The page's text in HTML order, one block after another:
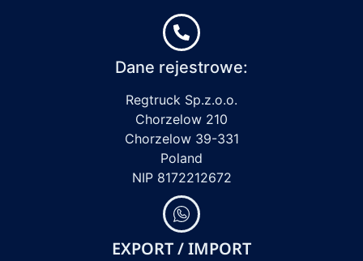
Dane rejestrowe:
Regtruck Sp.z.o.o.
Chorzelow 210
Chorzelow 39-331
Poland
NIP 8172212672
EXPORT / IMPORT